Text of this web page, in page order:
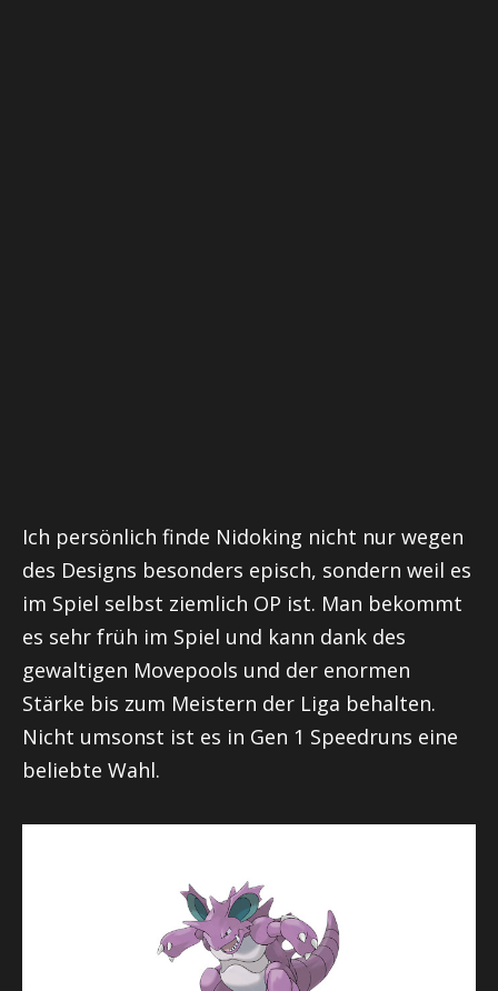
Ich persönlich finde Nidoking nicht nur wegen
des Designs besonders episch, sondern weil es
im Spiel selbst ziemlich OP ist. Man bekommt
es sehr früh im Spiel und kann dank des
gewaltigen Movepools und der enormen
Stärke bis zum Meistern der Liga behalten.
Nicht umsonst ist es in Gen 1 Speedruns eine
beliebte Wahl.